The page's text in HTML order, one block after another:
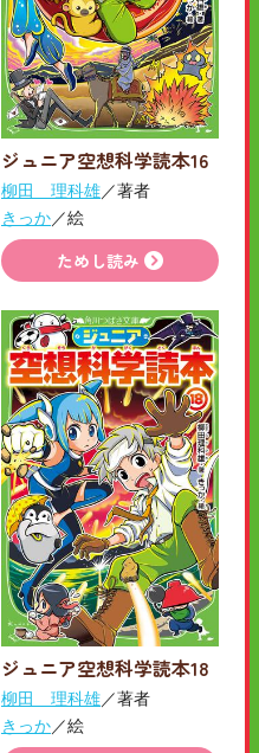
ジュニア空想科学読本16
柳田 理科雄／著者
きっか／絵
ためし読み
ジュニア空想科学読本18
柳田 理科雄／著者
きっか／絵